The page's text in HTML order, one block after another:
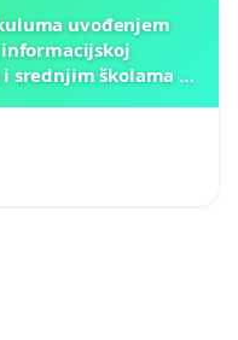
uvođenjem
srednjim školama u